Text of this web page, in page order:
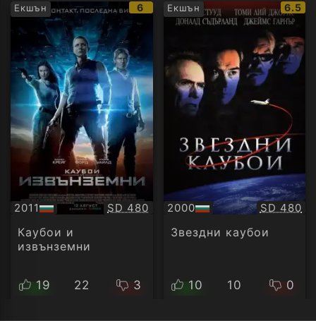
Екшън
IMDb
рейтинг:
6
2011
БГ
аудио
Качество:
SD 480
Каубои и
извънземни
19 22 3
Екшън
IMDb
6.5
2000
БГ
аудио
SD 480
Звездни каубои
10 10 0